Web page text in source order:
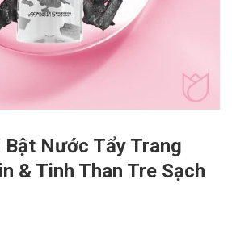
Nước Tẩy Trang
& Tinh Than Tre Sạch